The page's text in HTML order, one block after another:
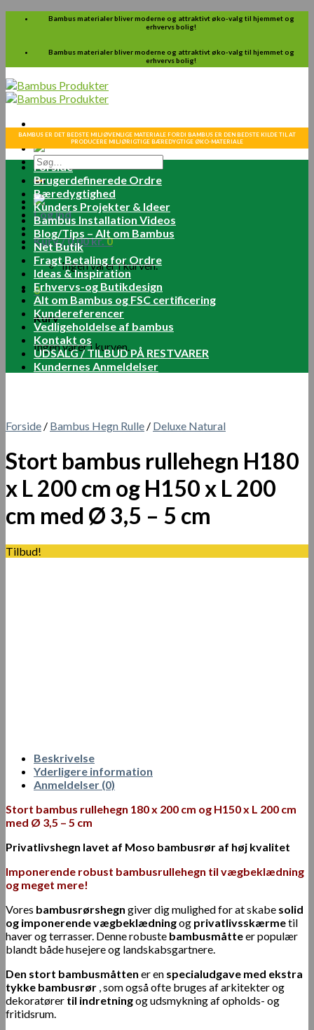
Skip
Bambus materialer bliver moderne og attraktivt øko-valg til hjemmet og
erhvervs bolig!
Bambus materialer bliver moderne og attraktivt øko-valg til hjemmet og
erhvervs bolig!
Søg
efter:
Log ind
Kurv /0.00kr.0
Ingen varer i kurven.
0
Kurv
Ingen varer i kurven.
BAMBUS ER DET BEDSTE MILJØVENLIGE MATERIALE FORDI BAMBUS ER DEN BEDSTE KILDE TIL AT
PRODUCERE MILJØRIGTIGE BÆREDYGTIGE ØKO-MATERIALE
Forside
Brugerdefinerede Ordre
Bæredygtighed
Kunders Projekter & Ideer
Bambus Installation Videos
Blog/Tips – Alt om Bambus
Net Butik
Fragt Betaling for Ordre
Ideas & Inspiration
Erhvervs-og Butikdesign
Alt om Bambus og FSC certificering
Kundereferencer
Vedligeholdelse af bambus
Kontakt os
UDSALG / TILBUD PÅ RESTVARER
Kundernes Anmeldelser
Forside / Bambus Hegn Rulle / Deluxe Natural
Stort bambus rullehegn H180
x L 200 cm og H150 x L 200
cm med Ø 3,5 – 5 cm
Tilbud!
Beskrivelse
Yderligere information
Anmeldelser (0)
Stort bambus rullehegn 180 x 200 cm og H150 x L 200 cm
med Ø 3,5 – 5 cm
Privatlivshegn lavet af Moso bambusrør af høj kvalitet
Imponerende robust bambusrullehegn til vægbeklædning
og meget mere!
Vores bambusrørshegn giver dig mulighed for at skabe solid
og imponerende vægbeklædningog privatlivsskærmetil
haver og terrasser. Denne robuste bambusmåtteer populær
blandt både husejere og landskabsgartnere.
Den stort bambusmåtten er en specialudgave med ekstra
tykke bambusrør , som også ofte bruges af arkitekter og
dekoratører til indretningog udsmykning af opholds- og
fritidsrum.